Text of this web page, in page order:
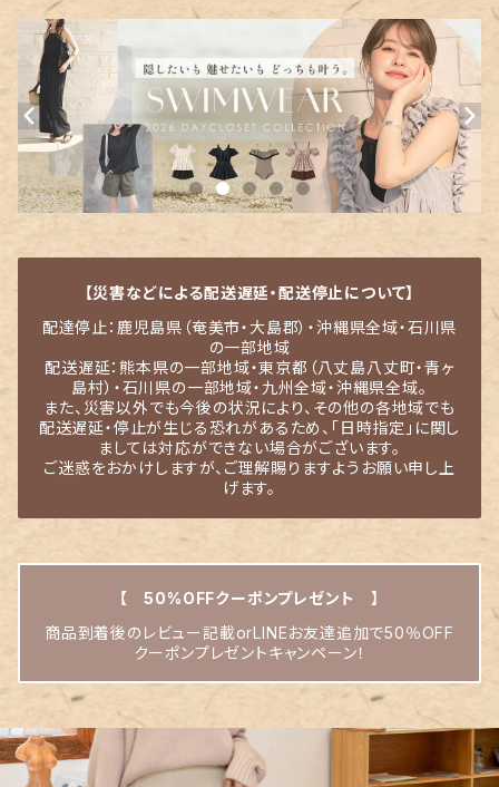
【災害などによる配送遅延・配送停止について】
配達停止：鹿児島県（奄美市・大島郡）・沖縄県全域・石川県
の一部地域
配送遅延：熊本県の一部地域・東京都（八丈島八丈町・青ヶ
島村）・石川県の一部地域・九州全域・沖縄県全域。
また、災害以外でも今後の状況により、その他の各地域でも
配送遅延・停止が生じる恐れがあるため、「日時指定」に関し
ましては対応ができない場合がございます。
ご迷惑をおかけしますが、ご理解賜りますようお願い申し上
げます。
【 50%OFFクーポンプレゼント 】
商品到着後のレビュー記載orLINEお友達追加で50％OFF
クーポンプレゼントキャンペーン！